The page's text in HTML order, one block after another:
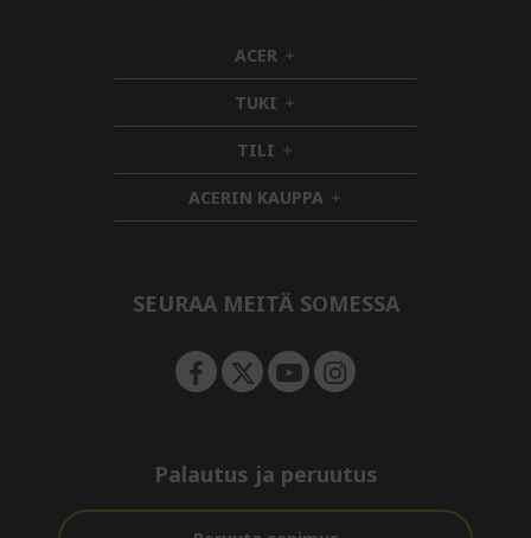
ACER h
i
d
d
e
n
TUKI h
i
d
d
e
n
TILI h
i
d
d
ACERIN KAUPPA h
i
e
SEURAA MEITÄ SOMESSA
Palautus ja peruutus